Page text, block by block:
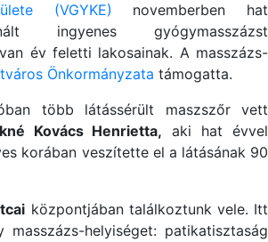
(VGYKE) novemberben hat
ingyenes gyógymasszázst
év feletti lakosainak. A masszázs-
Önkormányzata támogatta.
több látássérült maszszőr vett
Kovács Henrietta, aki hat évvel
korában veszítette el a látásának 90
központjában találkoztunk vele. Itt
helyiséget: patikatisztaság